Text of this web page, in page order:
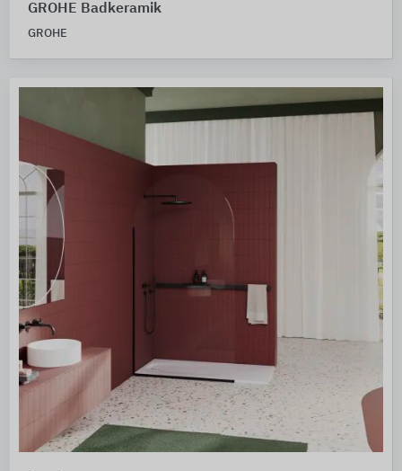
GROHE Badkeramik
GROHE